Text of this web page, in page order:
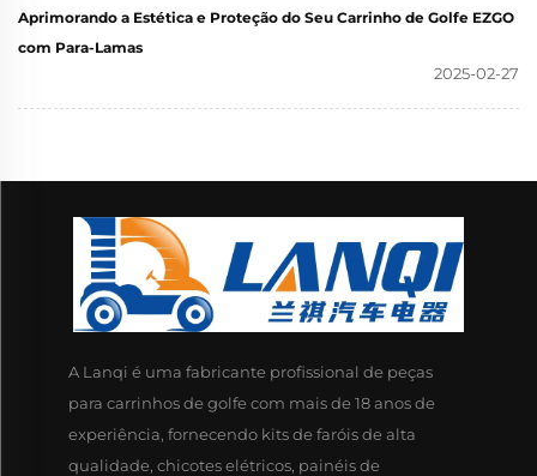
Aprimorando a Estética e Proteção do Seu Carrinho de Golfe EZGO
com Para-Lamas
2025-02-27
A Lanqi é uma fabricante profissional de peças
para carrinhos de golfe com mais de 18 anos de
experiência, fornecendo kits de faróis de alta
qualidade, chicotes elétricos, painéis de